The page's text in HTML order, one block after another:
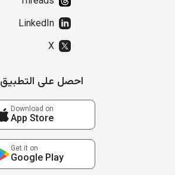
LinkedIn
X
احصل على التطبيق
Download on
App Store
Get it on
Google Play